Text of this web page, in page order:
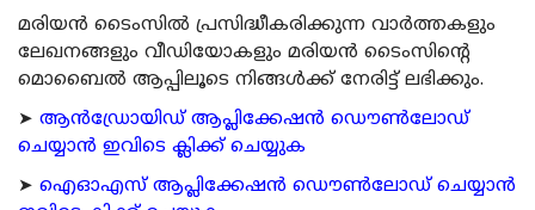
മരിയന്‍ ടൈംസില്‍ പ്രസിദ്ധീകരിക്കുന്ന വാര്‍ത്തകളും
ലേഖനങ്ങളും വീഡിയോകളും മരിയന്‍ ടൈംസിന്റെ
മൊബൈല്‍ ആപ്പിലൂടെ നിങ്ങള്‍ക്ക് നേരിട്ട് ലഭിക്കും.
➤ ആന്‍ഡ്രോയിഡ് ആപ്ലിക്കേഷന്‍ ഡൌണ്‍ലോഡ്
ചെയ്യാന്‍ ഇവിടെ ക്ലിക്ക് ചെയ്യുക
➤ ഐഓഎസ് ആപ്ലിക്കേഷന്‍ ഡൌണ്‍ലോഡ് ചെയ്യാന്‍